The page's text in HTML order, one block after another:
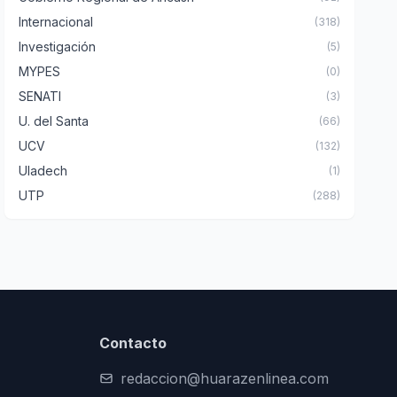
Internacional (318)
Investigación (5)
MYPES (0)
SENATI (3)
U. del Santa (66)
UCV (132)
Uladech (1)
UTP (288)
Contacto
redaccion@huarazenlinea.com